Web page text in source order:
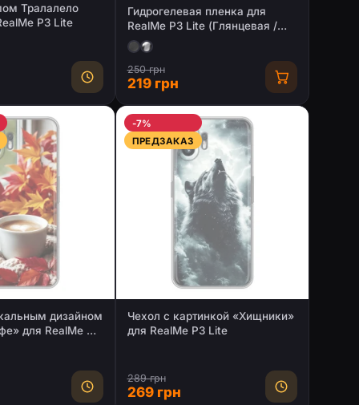
Тралалело
P3 Lite
Гидрогелевая пленка для
RealMe P3 Lite (Глянцевая /
Матовая)
250 грн
219 грн
дизайном
для RealMe P3
-7%
ПРЕДЗАКАЗ
Чехол с картинкой «Хищники»
для RealMe P3 Lite
289 грн
269 грн